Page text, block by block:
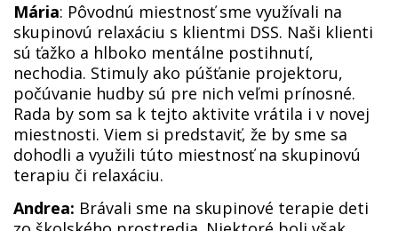
Mária: Pôvodnú miestnosť sme využívali na
skupinovú relaxáciu s klientmi DSS. Naši klienti
sú ťažko a hlboko mentálne postihnutí,
nechodia. Stimuly ako púšťanie projektoru,
počúvanie hudby sú pre nich veľmi prínosné.
Rada by som sa k tejto aktivite vrátila i v novej
miestnosti. Viem si predstaviť, že by sme sa
dohodli a využili túto miestnosť na skupinovú
terapiu či relaxáciu.
Andrea: Brávali sme na skupinové terapie deti